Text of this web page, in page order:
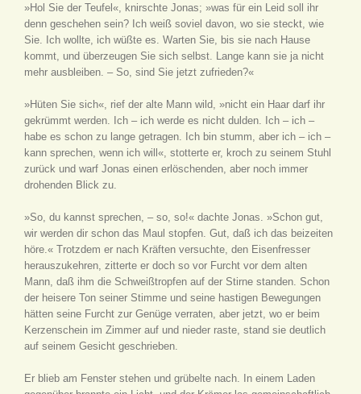
»Hol Sie der Teufel«, knirschte Jonas; »was für ein Leid soll ihr
denn geschehen sein? Ich weiß soviel davon, wo sie steckt, wie
Sie. Ich wollte, ich wüßte es. Warten Sie, bis sie nach Hause
kommt, und überzeugen Sie sich selbst. Lange kann sie ja nicht
mehr ausbleiben. – So, sind Sie jetzt zufrieden?«
»Hüten Sie sich«, rief der alte Mann wild, »nicht ein Haar darf ihr
gekrümmt werden. Ich – ich werde es nicht dulden. Ich – ich –
habe es schon zu lange getragen. Ich bin stumm, aber ich – ich –
kann sprechen, wenn ich will«, stotterte er, kroch zu seinem Stuhl
zurück und warf Jonas einen erlöschenden, aber noch immer
drohenden Blick zu.
»So, du kannst sprechen, – so, so!« dachte Jonas. »Schon gut,
wir werden dir schon das Maul stopfen. Gut, daß ich das beizeiten
höre.« Trotzdem er nach Kräften versuchte, den Eisenfresser
herauszukehren, zitterte er doch so vor Furcht vor dem alten
Mann, daß ihm die Schweißtropfen auf der Stirne standen. Schon
der heisere Ton seiner Stimme und seine hastigen Bewegungen
hätten seine Furcht zur Genüge verraten, aber jetzt, wo er beim
Kerzenschein im Zimmer auf und nieder raste, stand sie deutlich
auf seinem Gesicht geschrieben.
Er blieb am Fenster stehen und grübelte nach. In einem Laden